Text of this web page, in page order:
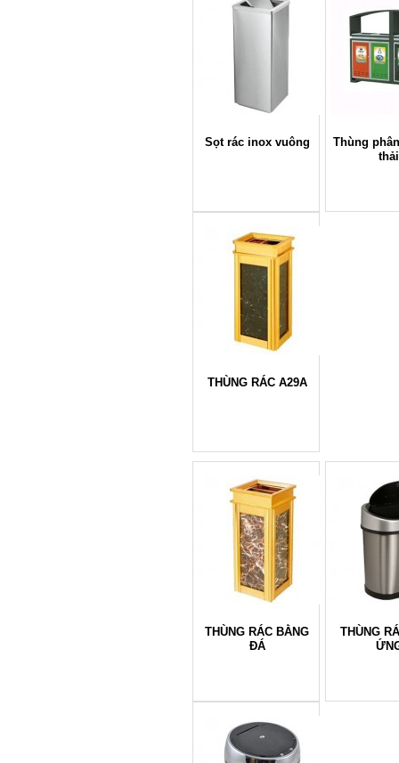
Sọt rác inox vuông
Thùng
thải
THÙNG RÁC A29A
THÙNG RÁC BẰNG
ĐÁ
THÙNG